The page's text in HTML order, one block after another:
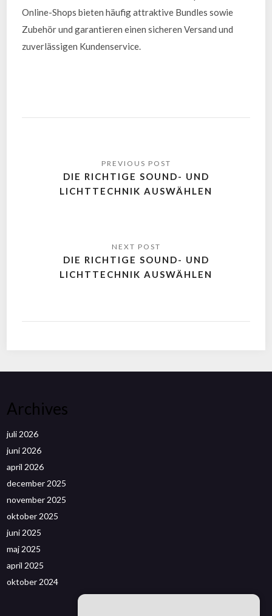
Online-Shops bieten häufig attraktive Bundles sowie
Zubehör und garantieren einen sicheren Versand und
zuverlässigen Kundenservice.
DIE RICHTIGE SOUND- UND
LICHTTECHNIK AUSWÄHLEN
DIE RICHTIGE SOUND- UND
LICHTTECHNIK AUSWÄHLEN
Archives
juli 2026
juni 2026
april 2026
december 2025
november 2025
oktober 2025
juni 2025
maj 2025
april 2025
oktober 2024